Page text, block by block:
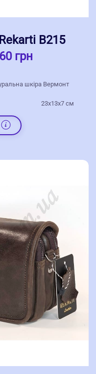
В215
грн
шкіра Вермонт
23х13х7 см